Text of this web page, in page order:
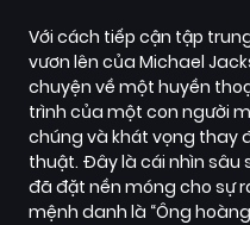
Với cách tiếp cận tập
vươn lên của Michael
chuyện về một huyền
trình của một con người
chúng và khát vọng thay
thuật. Đây là cái nhìn sâu
đã đặt nền móng cho sự
mệnh danh là “Ông hoàng